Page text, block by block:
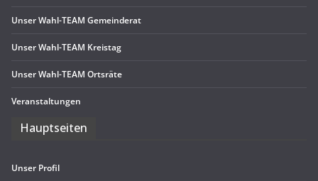
Unser Wahl-TEAM Gemeinderat
Unser Wahl-TEAM Kreistag
Unser Wahl-TEAM Ortsräte
Ver­an­stal­tun­gen
Haupt­sei­ten
Unser Pro­fil